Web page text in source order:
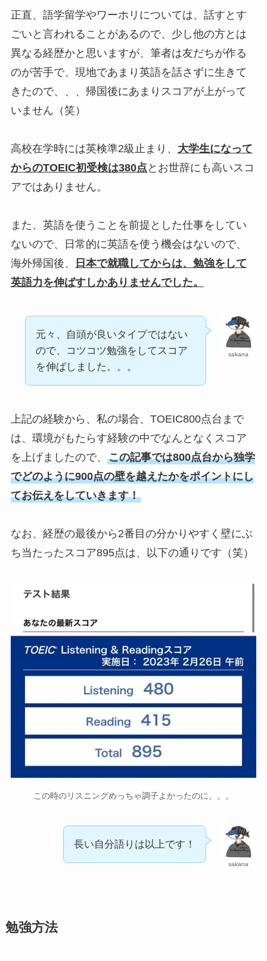
正直、語学留学やワーホリについては、話すとす
ごいと言われることがあるので、少し他の方とは
異なる経歴かと思いますが、筆者は友だちが作る
のが苦手で、現地であまり英語を話さずに生きて
きたので、、、帰国後にあまりスコアが上がって
いません（笑）
高校在学時には英検準2級止まり、 大学生になって
からのTOEIC初受検は380点 とお世辞にも高いスコ
アではありません。
また、英語を使うことを前提とした仕事をしてい
ないので、日常的に英語を使う機会はないので、
海外帰国後、
日本で就職してからは、勉強をして
英語力を伸ばすしかありませんでした。
sakana
元々、自頭が良いタイプではない
ので、コツコツ勉強をしてスコア
を伸ばしました。。。
上記の経験から、私の場合、TOEIC800点台まで
は、環境がもたらす経験の中でなんとなくスコア
を上げましたので、 この記事では800点台から独学
でどのように900点の壁を越えたかをポイントにし
てお伝えをしていきます！
なお、経歴の最後から2番目の分かりやすく壁にぶ
ち当たったスコア895点は、以下の通りです（笑）
この時のリスニングめっちゃ調子よかったのに。。。
sakana
長い自分語りは以上です！
勉強方法